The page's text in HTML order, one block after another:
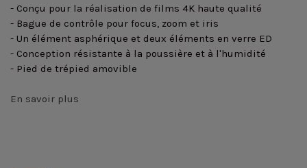
- Conçu pour la réalisation de films 4K haute qualité
- Bague de contrôle pour focus, zoom et iris
- Un élément asphérique et deux éléments en verre ED
- Conception résistante à la poussière et à l'humidité
- Pied de trépied amovible
En savoir plus